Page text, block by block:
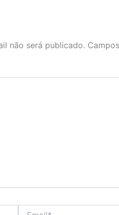
não será publicado.